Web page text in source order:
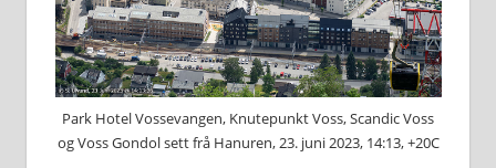
Park Hotel Vossevangen, Knutepunkt Voss, Scandic Voss
og Voss Gondol sett frå Hanuren, 23. juni 2023, 14:13, +20C